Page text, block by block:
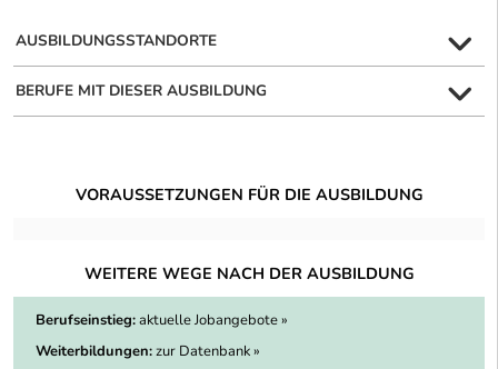
AUSBILDUNGSSTANDORTE
BERUFE MIT DIESER AUSBILDUNG
VORAUSSETZUNGEN FÜR DIE AUSBILDUNG
WEITERE WEGE NACH DER AUSBILDUNG
Berufseinstieg:aktuelle Jobangebote »
Weiterbildungen:zur Datenbank »